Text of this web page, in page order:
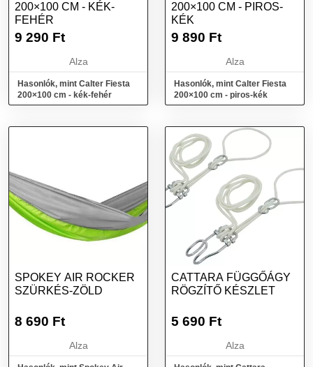
200×100 CM - KÉK-
FEHÉR
9 290 Ft
Alza
Hasonlók, mint Calter Fiesta
200×100 cm - kék-fehér
200×100 CM - PIROS-
KÉK
9 890 Ft
Alza
Hasonlók, mint Calter Fiesta
200×100 cm - piros-kék
SPOKEY AIR ROCKER
SZÜRKÉS-ZÖLD
8 690 Ft
Alza
CATTARA FÜGGŐÁGY
RÖGZÍTŐ KÉSZLET
5 690 Ft
Alza